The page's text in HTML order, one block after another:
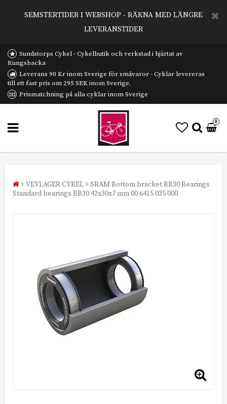
SEMSTERTIDER I WEBSHOP - RÄKNA MED LÄNGRE
LEVERANSTIDER
Sundstorps Cykel - Cykelbutik och verkstad i hjärtat av
Kungsbacka
Leverans 90 Kr inom Sverige för småvaror - Cyklar levereras
till ett fast pris om 295 SEK inom Sverige.
Prismatchning på alla cyklar inom Sverige
0
VEVLAGER CYKEL
SRAM Bottom bracket BB30 Bearings
Standard bearings BB30 42x30x7 mm 00 6415 035 000